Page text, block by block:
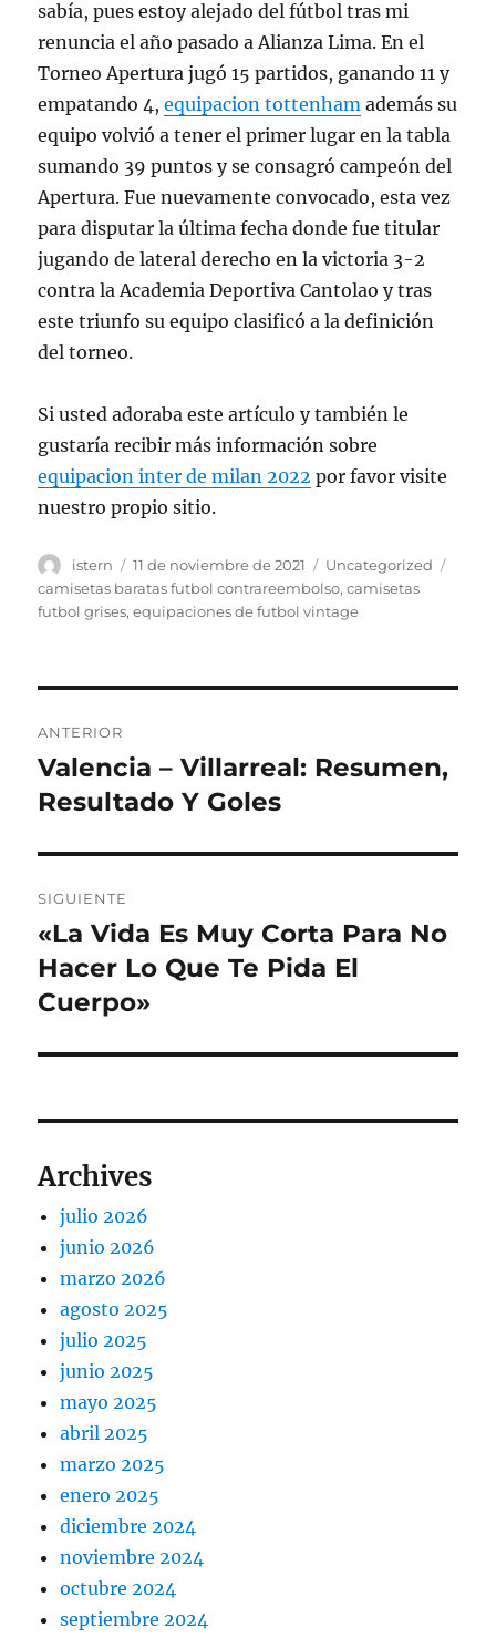
sabía, pues estoy alejado del fútbol tras mi
renuncia el año pasado a Alianza Lima. En el
Torneo Apertura jugó 15 partidos, ganando 11 y
empatando 4,equipacion tottenham además su
equipo volvió a tener el primer lugar en la tabla
sumando 39 puntos y se consagró campeón del
Apertura. Fue nuevamente convocado, esta vez
para disputar la última fecha donde fue titular
jugando de lateral derecho en la victoria 3-2
contra la Academia Deportiva Cantolao y tras
este triunfo su equipo clasificó a la definición
del torneo.
Si usted adoraba este artículo y también le
gustaría recibir más información sobre
equipacion inter de milan 2022 por favor visite
nuestro propio sitio.
Autor
istern
Publicado
el
11 de noviembre de 2021 Categorías
Uncategorized
camisetas baratas futbol contrareembolso,camisetas
futbol grises,equipaciones de futbol vintage
de
entradas
ANTERIOR
Entrada
anterior:
Valencia – Villarreal: Resumen,
Resultado Y Goles
SIGUIENTE
Entrada
siguiente:
«La Vida Es Muy Corta Para No
Hacer Lo Que Te Pida El
Cuerpo»
Archives
julio 2026
junio 2026
marzo 2026
agosto 2025
julio 2025
junio 2025
mayo 2025
abril 2025
marzo 2025
enero 2025
diciembre 2024
noviembre 2024
octubre 2024
septiembre 2024